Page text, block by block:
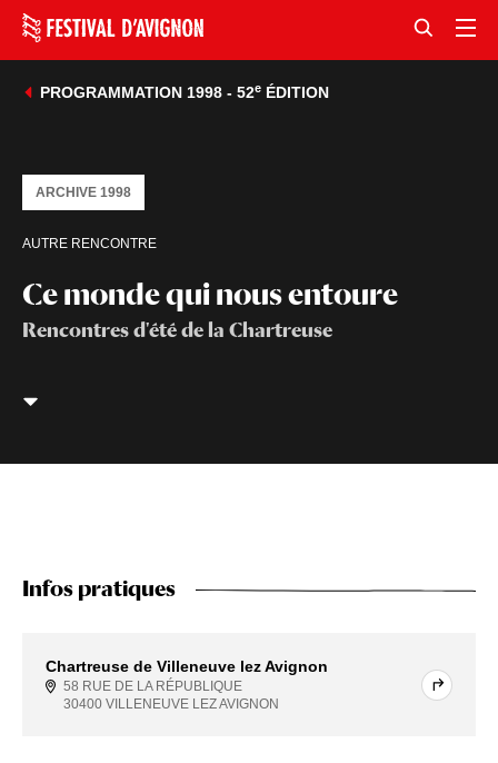
PROGRAMMATION 1998 - 52eÉDITION
Ce monde qui nous entoure
Rencontres d'été de la Chartreuse
AUTRE RENCONTRE
ARCHIVE 1998
Infos pratiques
Chartreuse de Villeneuve lez Avignon
58 RUE DE LA RÉPUBLIQUE
30400 VILLENEUVE LEZ AVIGNON